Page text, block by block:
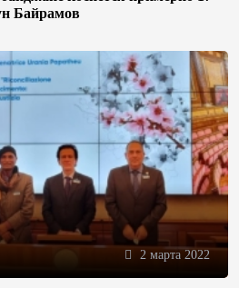
Байрамов
2 марта 2022